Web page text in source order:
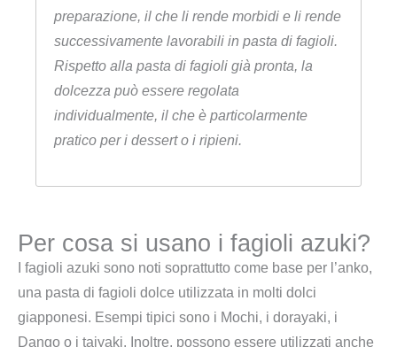
preparazione, il che li rende morbidi e li rende
successivamente lavorabili in pasta di fagioli.
Rispetto alla pasta di fagioli già pronta, la
dolcezza può essere regolata
individualmente, il che è particolarmente
pratico per i dessert o i ripieni.
Per cosa si usano i fagioli azuki?
I fagioli azuki sono noti soprattutto come base per l’anko,
una pasta di fagioli dolce utilizzata in molti dolci
giapponesi. Esempi tipici sono i Mochi, i dorayaki, i
Dango o i taiyaki. Inoltre, possono essere utilizzati anche